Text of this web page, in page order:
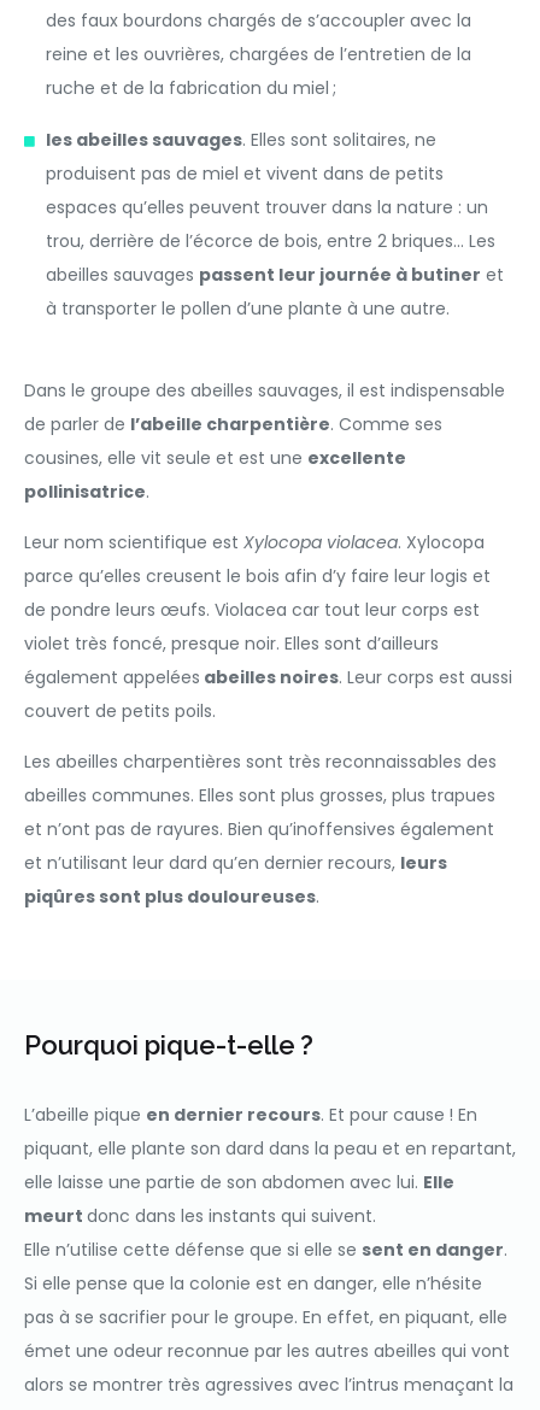
des faux bourdons chargés de s’accoupler avec la
reine et les ouvrières, chargées de l’entretien de la
ruche et de la fabrication du miel ;
les abeilles sauvages. Elles sont solitaires, ne
produisent pas de miel et vivent dans de petits
espaces qu’elles peuvent trouver dans la nature : un
trou, derrière de l’écorce de bois, entre 2 briques… Les
abeilles sauvages passent leur journée à butiner et
à transporter le pollen d’une plante à une autre.
Dans le groupe des abeilles sauvages, il est indispensable
de parler de l’abeille charpentière. Comme ses
cousines, elle vit seule et est une excellente
pollinisatrice.
Leur nom scientifique est Xylocopa violacea. Xylocopa
parce qu’elles creusent le bois afin d’y faire leur logis et
de pondre leurs œufs. Violacea car tout leur corps est
violet très foncé, presque noir. Elles sont d’ailleurs
également appelées abeilles noires. Leur corps est aussi
couvert de petits poils.
Les abeilles charpentières sont très reconnaissables des
abeilles communes. Elles sont plus grosses, plus trapues
et n’ont pas de rayures. Bien qu’inoffensives également
et n’utilisant leur dard qu’en dernier recours, leurs
piqûres sont plus douloureuses.
Pourquoi pique-t-elle ?
L’abeille pique en dernier recours. Et pour cause ! En
piquant, elle plante son dard dans la peau et en repartant,
elle laisse une partie de son abdomen avec lui. Elle
meurt donc dans les instants qui suivent.
Elle n’utilise cette défense que si elle se sent en danger.
Si elle pense que la colonie est en danger, elle n’hésite
pas à se sacrifier pour le groupe. En effet, en piquant, elle
émet une odeur reconnue par les autres abeilles qui vont
alors se montrer très agressives avec l’intrus menaçant la